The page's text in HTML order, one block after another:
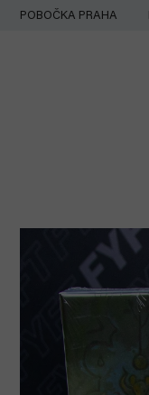
Přejít
POBOČKA PRAHA